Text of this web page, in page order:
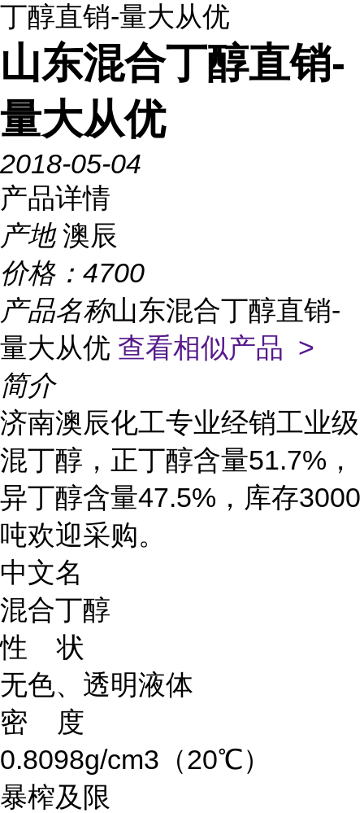
丁醇直销-量大从优
山东混合丁醇直销-
量大从优
2018-05-04
产品详情
产地 澳辰
价格： 4700
产品名称山东混合丁醇直销-
量大从优 查看相似产品 >
简介
济南澳辰化工专业经销工业级
混丁醇，正丁醇含量51.7%，
异丁醇含量47.5%，库存3000
吨欢迎采购。
中文名
混合丁醇
性 状
无色、透明液体
密 度
0.8098g/cm3（20℃）
暴榨及限